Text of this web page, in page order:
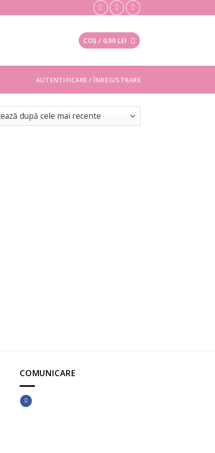
COȘ / 0,00 LEI
AUTENTIFICARE / ÎNREGISTRARE
COMUNICARE